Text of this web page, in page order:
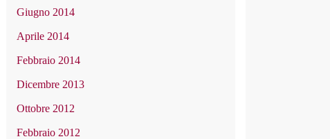
Giugno 2014
Aprile 2014
Febbraio 2014
Dicembre 2013
Ottobre 2012
Febbraio 2012